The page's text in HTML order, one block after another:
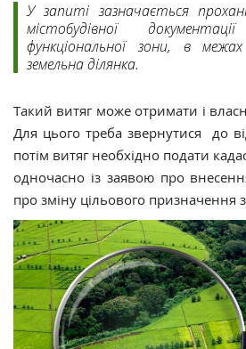
У запиті зазначається
містобудівної
функціональної зони, в
земельна ділянка.
Такий витяг може отримати і
Для цього треба звернутися до
потім витяг необхідно подати
одночасно із заявою про
про зміну цільового призначення